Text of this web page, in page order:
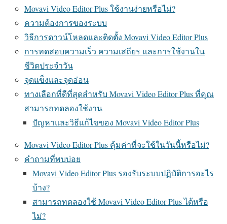
Movavi Video Editor Plus ใช้งานง่ายหรือไม่?
ความต้องการของระบบ
วิธีการดาวน์โหลดและติดตั้ง Movavi Video Editor Plus
การทดสอบความเร็ว ความเสถียร และการใช้งานใน
ชีวิตประจำวัน
จุดแข็งและจุดอ่อน
ทางเลือกที่ดีที่สุดสำหรับ Movavi Video Editor Plus ที่คุณ
สามารถทดลองใช้งาน
ปัญหาและวิธีแก้ไขของ Movavi Video Editor Plus
Movavi Video Editor Plus คุ้มค่าที่จะใช้ในวันนี้หรือไม่?
คำถามที่พบบ่อย
Movavi Video Editor Plus รองรับระบบปฏิบัติการอะไร
บ้าง?
สามารถทดลองใช้ Movavi Video Editor Plus ได้หรือ
ไม่?